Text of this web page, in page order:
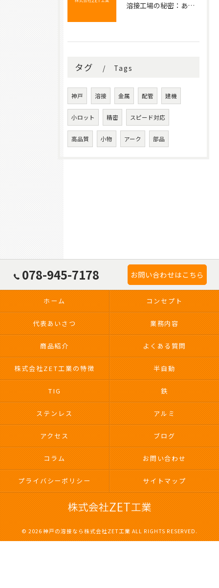
溶接工場の秘密：あなたの知らない金属の結びつき
タグ Tags
神戸 溶接 金属 配管 建機
小ロット 精密 スピード対応
高品質 小物 アーク 部品
078-945-7178 お問い合わせはこちら
ホーム コンセプト
代表あいさつ 業務内容
商品紹介 よくある質問
株式会社ZET工業の特徴 半自動
TIG 鉄
ステンレス アルミ
アクセス ブログ
コラム お問い合わせ
プライバシーポリシー サイトマップ
© 2026 神戸の溶接なら株式会社ZET工業 ALL RIGHTS RESERVED.